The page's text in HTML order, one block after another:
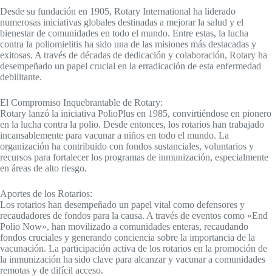
Desde su fundación en 1905, Rotary International ha liderado
numerosas iniciativas globales destinadas a mejorar la salud y el
bienestar de comunidades en todo el mundo. Entre estas, la lucha
contra la poliomielitis ha sido una de las misiones más destacadas y
exitosas. A través de décadas de dedicación y colaboración, Rotary ha
desempeñado un papel crucial en la erradicación de esta enfermedad
debilitante.
El Compromiso Inquebrantable de Rotary:
Rotary lanzó la iniciativa PolioPlus en 1985, convirtiéndose en pionero
en la lucha contra la polio. Desde entonces, los rotarios han trabajado
incansablemente para vacunar a niños en todo el mundo. La
organización ha contribuido con fondos sustanciales, voluntarios y
recursos para fortalecer los programas de inmunización, especialmente
en áreas de alto riesgo.
Aportes de los Rotarios:
Los rotarios han desempeñado un papel vital como defensores y
recaudadores de fondos para la causa. A través de eventos como «End
Polio Now», han movilizado a comunidades enteras, recaudando
fondos cruciales y generando conciencia sobre la importancia de la
vacunación. La participación activa de los rotarios en la promoción de
la inmunización ha sido clave para alcanzar y vacunar a comunidades
remotas y de difícil acceso.